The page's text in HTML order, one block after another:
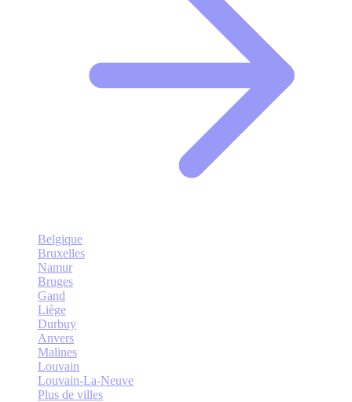
Belgique
Bruxelles
Namur
Bruges
Gand
Liège
Durbuy
Anvers
Malines
Louvain
Louvain-La-Neuve
Plus de villes